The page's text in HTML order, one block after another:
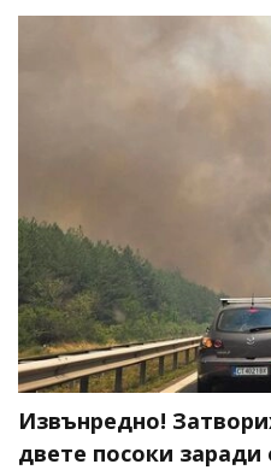
Извънредно!
двете посоки заради